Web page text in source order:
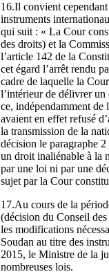
16.Il convient
instruments
qui suit : « La Cour
des droits) et la
l’article 142 de la
cet égard l’arrêt rendu
cadre de laquelle la
l’intérieur de délivrer un
ce, indépendamment de
avaient en effet refusé
la transmission de la
décision le paragraphe
un droit inaliénable à la
par une loi ni par une
sujet par la Cour
17.Au cours de la
(décision du Conseil
les modifications
Soudan au titre des
2015, le Ministre de la
nombreuses lois.